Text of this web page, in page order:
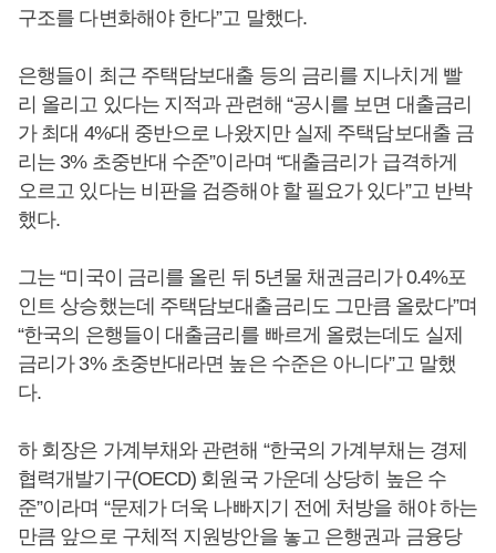
구조를 다변화해야 한다”고 말했다.
은행들이 최근 주택담보대출 등의 금리를 지나치게 빨
리 올리고 있다는 지적과 관련해 “공시를 보면 대출금리
가 최대 4%대 중반으로 나왔지만 실제 주택담보대출 금
리는 3% 초중반대 수준”이라며 “대출금리가 급격하게
오르고 있다는 비판을 검증해야 할 필요가 있다”고 반박
했다.
그는 “미국이 금리를 올린 뒤 5년물 채권금리가 0.4%포
인트 상승했는데 주택담보대출금리도 그만큼 올랐다”며
“한국의 은행들이 대출금리를 빠르게 올렸는데도 실제
금리가 3% 초중반대라면 높은 수준은 아니다”고 말했
다.
하 회장은 가계부채와 관련해 “한국의 가계부채는 경제
협력개발기구(OECD) 회원국 가운데 상당히 높은 수
준”이라며 “문제가 더욱 나빠지기 전에 처방을 해야 하는
만큼 앞으로 구체적 지원방안을 놓고 은행권과 금융당